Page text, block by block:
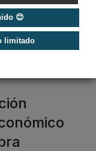
😊
limitado